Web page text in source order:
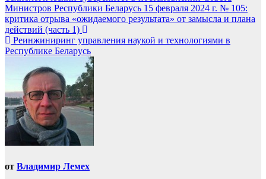
по
записям
Министров Республики Беларусь 15 февраля 2024 г. № 105:
критика отрыва «ожидаемого результата» от замысла и плана
действий (часть 1)
Реинжиниринг управления наукой и технологиями в
Республике Беларусь
от Владимир Лемех